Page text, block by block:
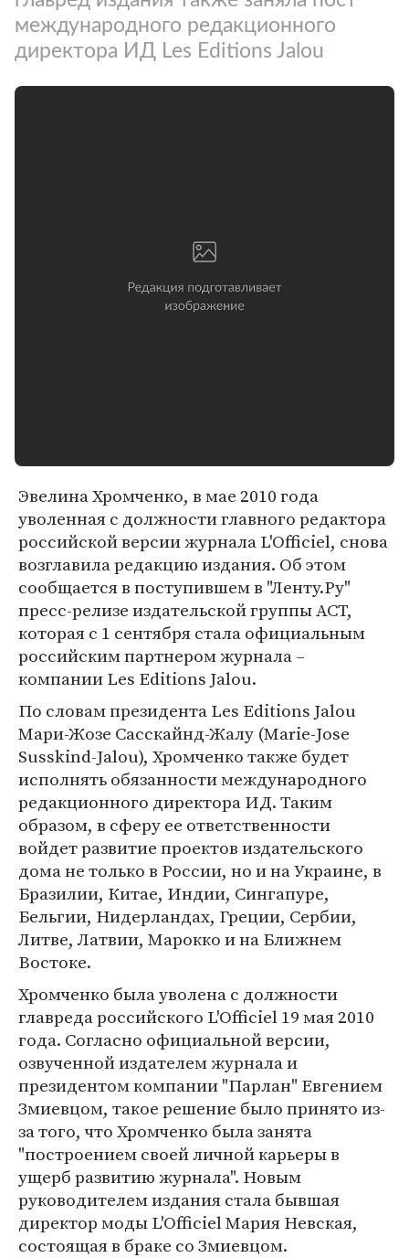
международного редакционного
директора ИД Les Editions Jalou
Эвелина Хромченко, в мае 2010 года
уволенная с должности главного редактора
российской версии журнала L'Officiel, снова
возглавила редакцию издания. Об этом
сообщается в поступившем в "Ленту.Ру"
пресс-релизе издательской группы АСТ,
которая с 1 сентября стала официальным
российским партнером журнала –
компании Les Editions Jalou.
По словам президента Les Editions Jalou
Мари-Жозе Сасскайнд-Жалу (Marie-Jose
Susskind-Jalou), Хромченко также будет
исполнять обязанности международного
редакционного директора ИД. Таким
образом, в сферу ее ответственности
войдет развитие проектов издательского
дома не только в России, но и на Украине, в
Бразилии, Китае, Индии, Сингапуре,
Бельгии, Нидерландах, Греции, Сербии,
Литве, Латвии, Марокко и на Ближнем
Востоке.
Хромченко была уволена с должности
главреда российского L'Officiel 19 мая 2010
года. Согласно официальной версии,
озвученной издателем журнала и
президентом компании "Парлан" Евгением
Змиевцом, такое решение было принято из-
за того, что Хромченко была занята
"построением своей личной карьеры в
ущерб развитию журнала". Новым
руководителем издания стала бывшая
директор моды L'Officiel Мария Невская,
состоящая в браке со Змиевцом.